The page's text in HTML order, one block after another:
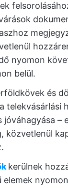
nyomon
belül.
és
telekvásárlási
jóváhagyása –
közvetlenül
kerülnek
elemek